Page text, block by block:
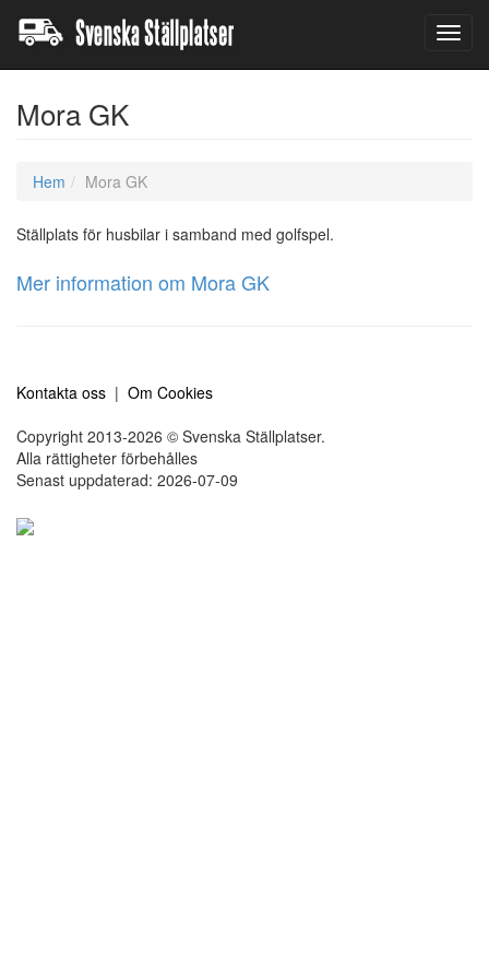
Mora GK
Hem Mora GK
Ställplats för husbilar i samband med golfspel.
Mer information om Mora GK
Kontakta oss | Om Cookies
Copyright 2013-2026 © Svenska Ställplatser.
Alla rättigheter förbehålles
Senast uppdaterad: 2026-07-09